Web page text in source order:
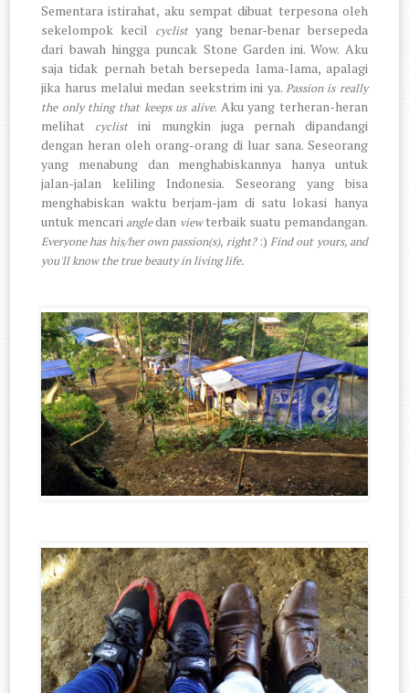
Sementara istirahat, aku sempat dibuat terpesona oleh
sekelompok kecil cyclist yang benar-benar bersepeda
dari bawah hingga puncak Stone Garden ini. Wow. Aku
saja tidak pernah betah bersepeda lama-lama, apalagi
jika harus melalui medan seekstrim ini ya. Passion is really
the only thing that keeps us alive. Aku yang terheran-heran
melihat cyclistini mungkin juga pernah dipandangi
dengan heran oleh orang-orang di luar sana. Seseorang
yang menabung dan menghabiskannya hanya untuk
jalan-jalan keliling Indonesia. Seseorang yang bisa
menghabiskan waktu berjam-jam di satu lokasi hanya
untuk mencari angledan viewterbaik suatu pemandangan.
Everyone has his/her own passion(s), right? :)Find out yours, and
you'll know the true beauty in living life.